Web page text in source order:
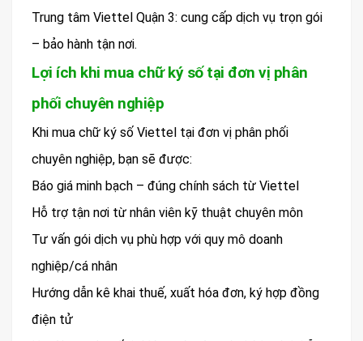
Trung tâm Viettel Quận 3: cung cấp dịch vụ trọn gói
– bảo hành tận nơi.
Lợi ích khi mua chữ ký số tại đơn vị phân
phối chuyên nghiệp
Khi mua chữ ký số Viettel tại đơn vị phân phối
chuyên nghiệp, bạn sẽ được:
Báo giá minh bạch – đúng chính sách từ Viettel
Hỗ trợ tận nơi từ nhân viên kỹ thuật chuyên môn
Tư vấn gói dịch vụ phù hợp với quy mô doanh
nghiệp/cá nhân
Hướng dẫn kê khai thuế, xuất hóa đơn, ký hợp đồng
điện tử